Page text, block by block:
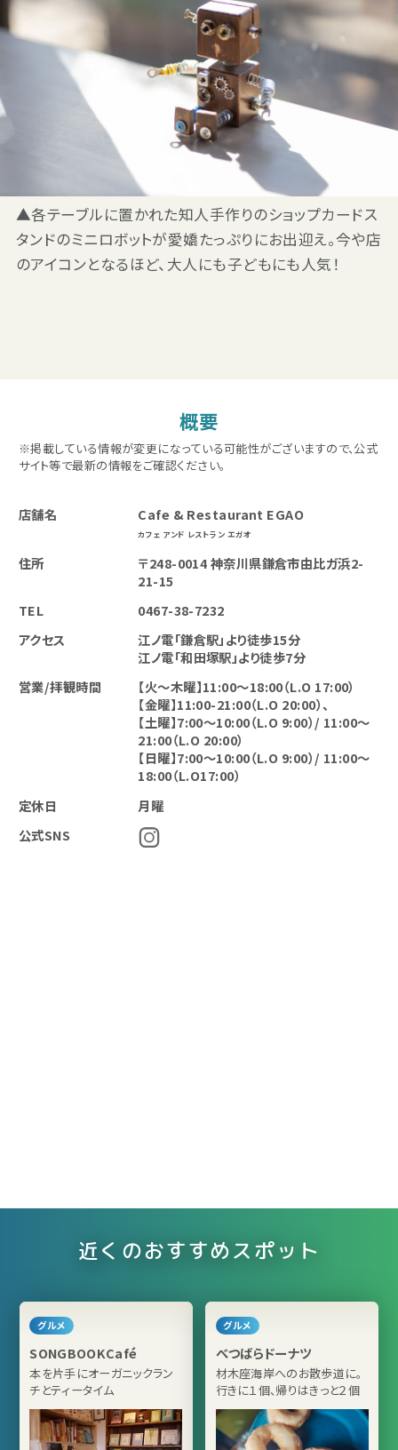
▲各テーブルに置かれた知人手作りのショップカードス
タンドのミニロボットが愛嬌たっぷりにお出迎え。今や店
のアイコンとなるほど、大人にも子どもにも人気！
概要
※掲載している情報が変更になっている可能性がございますので、公式
サイト等で最新の情報をご確認ください。
店舗名 Cafe & Restaurant EGAO
カフェ アンド レストラン エガオ
住所
〒248-0014 神奈川県鎌倉市由比ガ浜2-
21-15
TEL
0467-38-7232
アクセス
江ノ電「鎌倉駅」より徒歩15分
江ノ電「和田塚駅」より徒歩7分
営業/拝観時間
【火～木曜】11:00〜18:00（L.O 17:00）
【金曜】11:00-21:00（L.O 20:00）、
【土曜】7:00～10:00（L.O 9:00）/ 11:00〜
21:00（L.O 20:00）
【日曜】7:00～10:00（L.O 9:00）/ 11:00〜
18:00（L.O17:00）
定休日
月曜
公式SNS
近くのおすすめスポット
グルメ
SONGBOOKCafé
本を片手にオーガニックラン
チとティータイム
グルメ
べつばらドーナツ
材木座海岸へのお散歩道に。
行きに１個、帰りはきっと２個